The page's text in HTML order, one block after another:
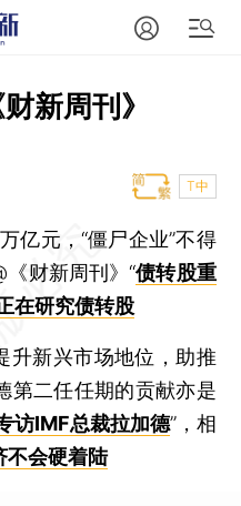
新周刊》
T中
元，“僵尸企业”不得
财新周刊》“债转股重
在研究债转股
新兴市场地位，助推
第二任任期的贡献亦是
访IMF总裁拉加德”，相
不会硬着陆